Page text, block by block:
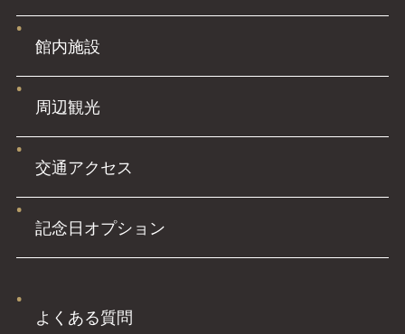
館内施設
周辺観光
交通アクセス
記念日オプション
よくある質問